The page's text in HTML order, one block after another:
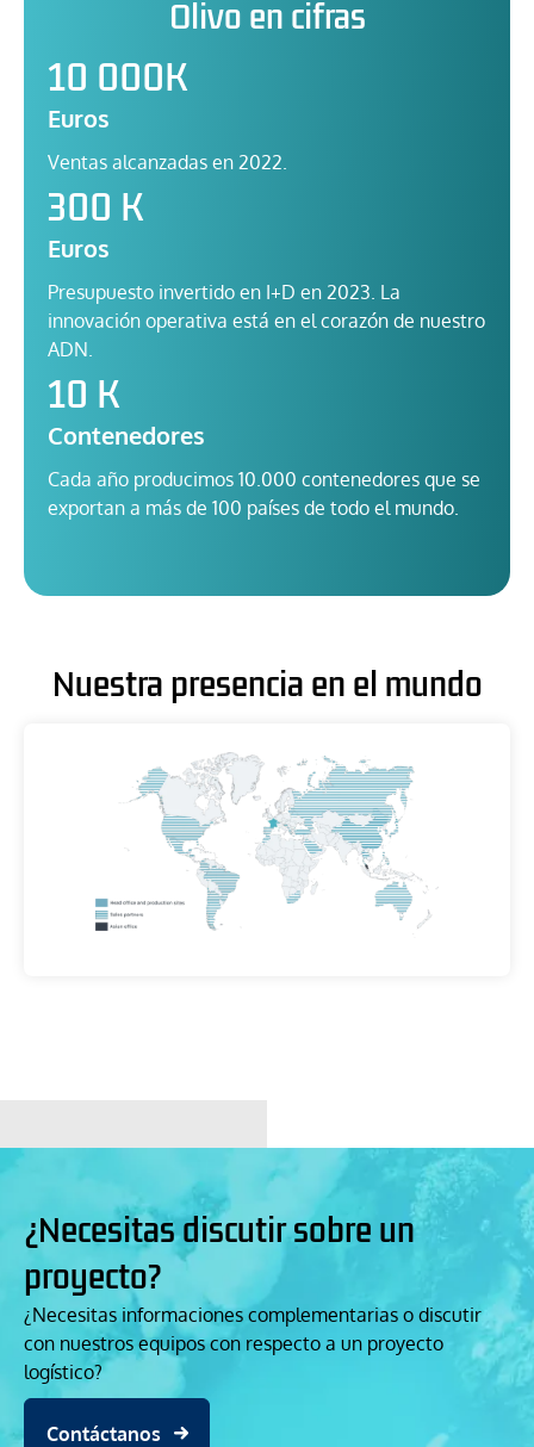
Olivo en cifras
10 000K
Euros
Ventas alcanzadas en 2022.
300 K
Euros
Presupuesto invertido en I+D en 2023. La
innovación operativa está en el corazón de nuestro
ADN.
10 K
Contenedores
Cada año producimos 10.000 contenedores que se
exportan a más de 100 países de todo el mundo.
Nuestra presencia en el mundo
¿Necesitas discutir sobre un
proyecto?
¿Necesitas informaciones complementarias o discutir
con nuestros equipos con respecto a un proyecto
logístico?
Contáctanos